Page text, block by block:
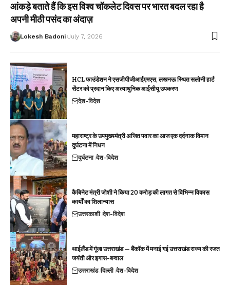
आंकड़े बताते हैं कि इस विश्व चॉकलेट दिवस पर भारत बदल रहा है
अपनी मीठी पसंद का अंदाज़
Lokesh Badoni July 7, 2026
HCL फाउंडेशन ने एसजीपीजीआईएमएस, लखनऊ स्थित सलोनी हार्ट
सेंटर को प्रदान किए अत्याधुनिक आईसीयू उपकरण
देश-विदेश
महाराष्ट्र के उपमुख्यमंत्री अजित पवार का आज एक दर्दनाक विमान
दुर्घटना में निधन
दुर्घटना देश-विदेश
कैबिनेट मंत्री जोशी ने किया 20 करोड़ की लागत से विभिन्न विकास
कार्यों का शिलान्यास
उत्तरकाशी देश-विदेश
थाईलैंड में गूंजा उत्तराखंड — बैंकॉक में मनाई गई उत्तराखंड राज्य की रजत
जयंती और इगास-बग्वाल
उत्तराखंड दिल्ली देश-विदेश